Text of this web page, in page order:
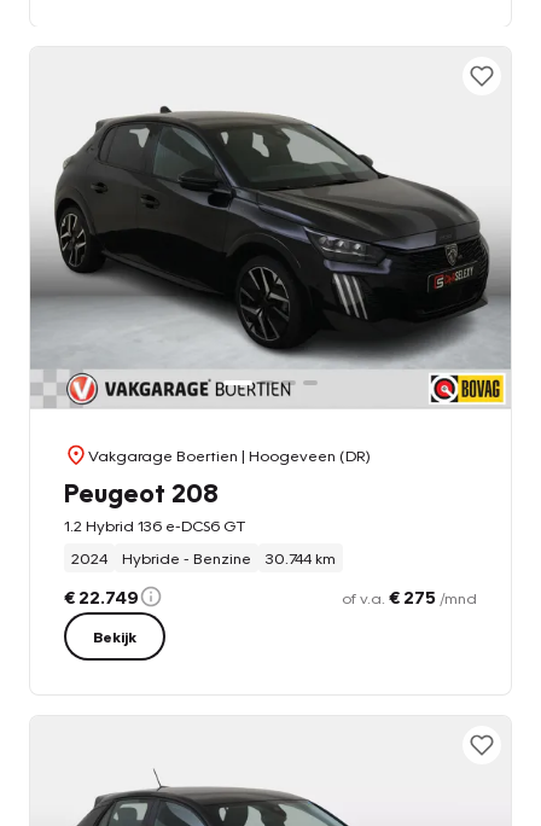
Vakgarage Boertien | Hoogeveen (DR)
Peugeot 208
1.2 Hybrid 136 e-DCS6 GT
2024
Hybride - Benzine 30.744 km
€ 22.749 of v.a. € 275 /mnd
Bekijk